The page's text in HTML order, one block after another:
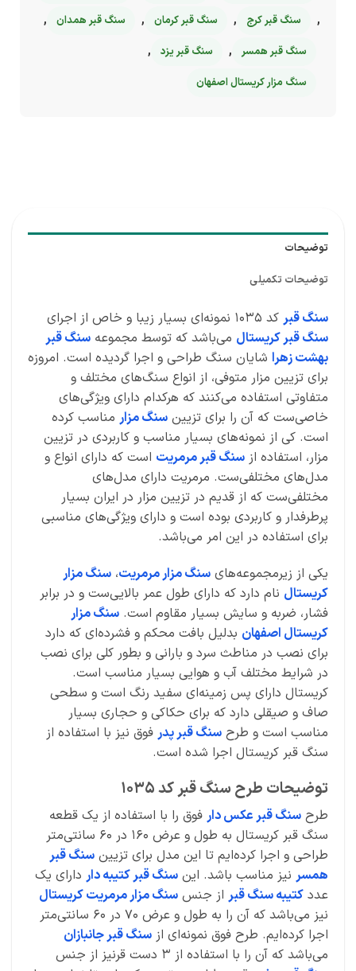
سنگ قبر کرج , سنگ قبر کرمان , سنگ قبر همدان ,
سنگ قبر همسر , سنگ قبر یزد ,
سنگ مزار کریستال اصفهان
توضیحات
توضیحات تکمیلی
سنگ قبرکد 1035 نمونه‌ای بسیار زیبا و خاص از اجرای
سنگ قبر کریستالمی‌باشد که توسط مجموعهسنگ قبر
بهشت زهراشایان سنگ طراحی و اجرا گردیده است. امروزه
برای تزیین مزار متوفی، از انواع سنگ‌های مختلف و
متفاوتی استفاده می‌کنند که هرکدام دارای ویژگی‌های
خاصی‌ست که آن را برای تزیینسنگ مزارمناسب کرده
است. کی از نمونه‌های بسیار مناسب و کاربردی در تزیین
مزار، استفاده از سنگ قبر مرمریتاست که دارای انواع و
مدل‌های مختلفی‌ست. مرمریت دارای مدل‌های
مختلفی‌ست که از قدیم در تزیین مزار در ایران بسیار
پرطرفدار و کاربردی بوده است و دارای ویژگی‌های مناسبی
برای استفاده در این امر می‌باشد.
یکی از زیرمجموعه‌هایسنگ مزار مرمریت،سنگ مزار
کریستالنام دارد که دارای طول عمر بالایی‌ست و در برابر
فشار، ضربه و سایش بسیار مقاوم است.سنگ مزار
کریستال اصفهانبدلیل بافت محکم و فشرده‌ای که دارد
برای نصب در مناطث سرد و بارانی و بطور کلی برای نصب
در شرایط مختلف آب و هوایی بسیار مناسب است.
کریستال دارای پس زمینه‌ای سفید رنگ است و سطحی
صاف و صیقلی دارد که برای حکاکی و حجاری بسیار
مناسب است و طرحسنگ قبر پدرفوق نیز با استفاده از
سنگ قبر کریستال اجرا شده است.
توضیحات طرح سنگ قبر کد 1035
طرحسنگ قبر عکس دارفوق را با استفاده از یک قطعه
سنگ قبر کریستال به طول و عرض 160 در 60 سانتی‌متر
طراحی و اجرا کرده‌ایم تا این مدل برای تزیینسنگ قبر
همسرنیز مناسب باشد. اینسنگ قبر کتیبه داردارای یک
عددکتیبه سنگ قبراز جنسسنگ مزار مرمریت کریستال
نیز می‌باشد که آن را به طول و عرض 70 در 60 سانتی‌متر
اجرا کرده‌ایم. طرح فوق نمونه‌ای از سنگ قبر جانبازان
می‌باشد که آن را با استفاده از 3 دست قرنیز از جنس